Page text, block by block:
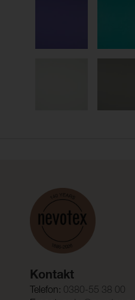
Kontakt
Telefon: 0380-55 38 00